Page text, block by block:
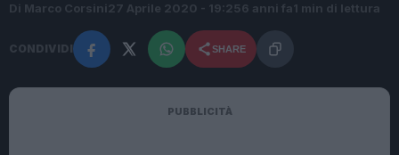
Di Marco Corsini27 Aprile 2020 - 19:256 anni fa 1 min di lettura
CONDIVIDI SHARE
PUBBLICITÀ